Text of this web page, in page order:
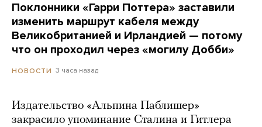
Поклонники «Гарри Поттера» заставили
изменить маршрут кабеля между
Великобританией и Ирландией — потому
что он проходил через «могилу Добби»
НОВОСТИ 3 часа назад
Издательство «Альпина Паблишер»
закрасило упоминание Сталина и Гитлера